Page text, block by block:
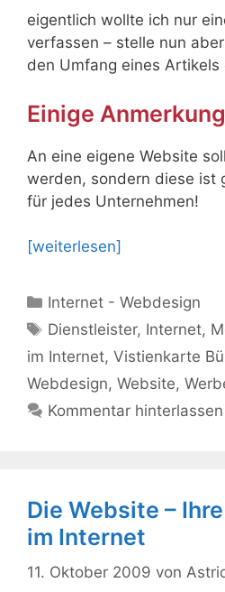
eigentlich wollte ich nur
verfassen – stelle nun
den Umfang eines
Einige
An eine eigene Website
werden, sondern diese ist
für jedes Unternehmen!
[weiterlesen]
Kategorien
Internet - Webdesign
Schlagwörter
Dienstleister, Internet,
im Internet, Vistienkarte
Webdesign, Website,
Kommentar hinterlassen
Die Website –
im Internet
11. Oktober 2009 von